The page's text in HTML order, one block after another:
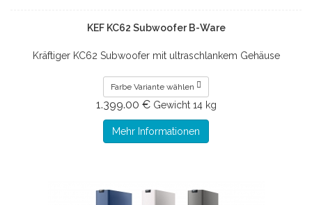
KEF KC62 Subwoofer B-Ware
Kräftiger KC62 Subwoofer mit ultraschlankem Gehäuse
Farbe Variante wählen
1.399.00 € Gewicht 14 kg
Mehr Informationen